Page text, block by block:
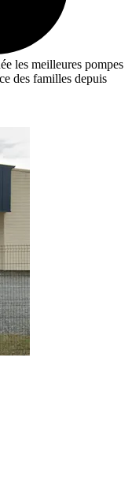
les meilleures pompes
des familles depuis